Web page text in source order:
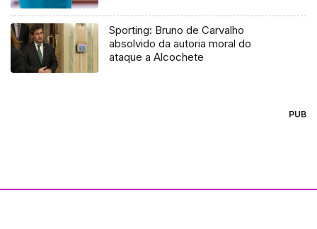
Sporting: Bruno de Carvalho
absolvido da autoria moral do
ataque a Alcochete
PUB